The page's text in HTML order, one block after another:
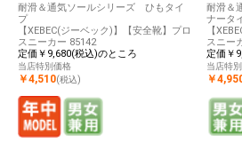
耐滑＆通気ソールシリーズ ひもタイ
プ
【XEBEC(ジーベック)】【安全靴】プロ
スニーカー 85142
定価￥9,680(税込)のところ
当店特別価格
￥4,510(税込)
耐滑＆
ナータ
【
スニー
定価￥
当店特
￥